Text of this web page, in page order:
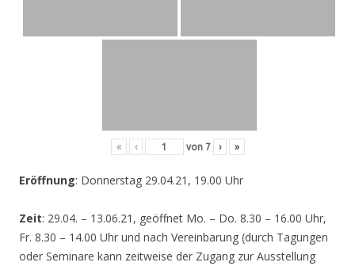
« ‹ von 7 › »
Eröffnung: Donnerstag 29.04.21, 19.00 Uhr
Zeit: 29.04. – 13.06.21, geöffnet Mo. – Do. 8.30 – 16.00 Uhr,
Fr. 8.30 – 14.00 Uhr und nach Vereinbarung (durch Tagungen
oder Seminare kann zeitweise der Zugang zur Ausstellung